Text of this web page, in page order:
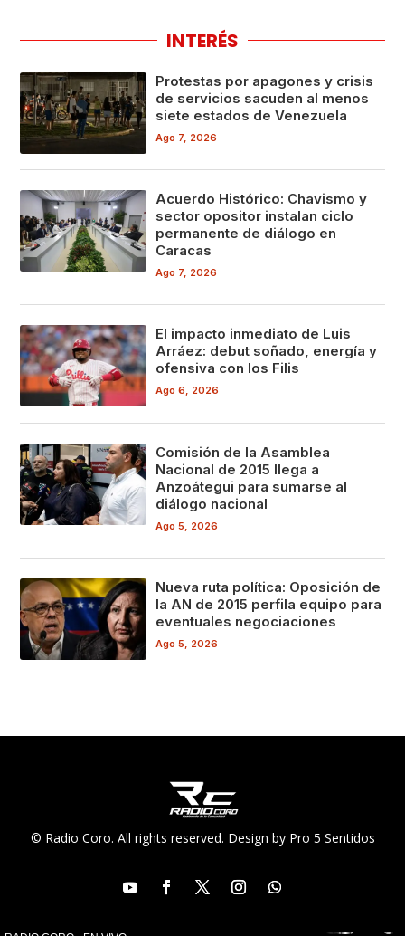
INTERÉS
Protestas por apagones y crisis
de servicios sacuden al menos
siete estados de Venezuela
Ago 7, 2026
Acuerdo Histórico: Chavismo y
sector opositor instalan ciclo
permanente de diálogo en
Caracas
Ago 7, 2026
El impacto inmediato de Luis
Arráez: debut soñado, energía y
ofensiva con los Filis
Ago 6, 2026
Comisión de la Asamblea
Nacional de 2015 llega a
Anzoátegui para sumarse al
diálogo nacional
Ago 5, 2026
Nueva ruta política: Oposición de
la AN de 2015 perfila equipo para
eventuales negociaciones
Ago 5, 2026
© Radio Coro. All rights reserved. Design by Pro 5 Sentidos